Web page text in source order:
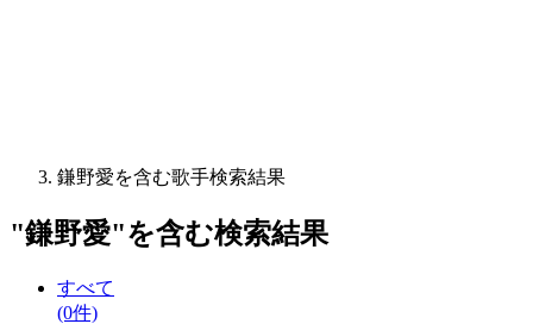
鎌野愛を含む歌手検索結果
"鎌野愛"を含む検索結果
すべて
(0件)